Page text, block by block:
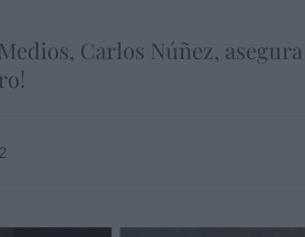
Carlos Núñez,